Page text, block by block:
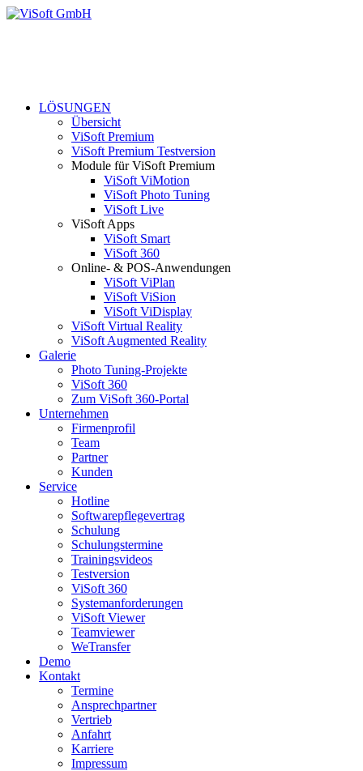
LÖSUNGEN
Übersicht
ViSoft Premium
ViSoft Premium Testversion
Module für ViSoft Premium
ViSoft ViMotion
ViSoft Photo Tuning
ViSoft Live
ViSoft Apps
ViSoft Smart
ViSoft 360
Online- & POS-Anwendungen
ViSoft ViPlan
ViSoft ViSion
ViSoft ViDisplay
ViSoft Virtual Reality
ViSoft Augmented Reality
Galerie
Photo Tuning-Projekte
ViSoft 360
Zum ViSoft 360-Portal
Unternehmen
Firmenprofil
Team
Partner
Kunden
Service
Hotline
Softwarepflegevertrag
Schulung
Schulungstermine
Trainingsvideos
Testversion
ViSoft 360
Systemanforderungen
ViSoft Viewer
Teamviewer
WeTransfer
Demo
Kontakt
Termine
Ansprechpartner
Vertrieb
Anfahrt
Karriere
Impressum